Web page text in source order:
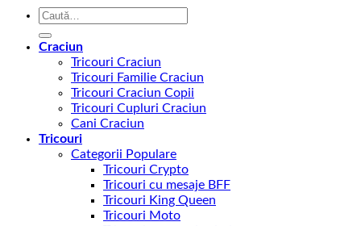
Caută
Craciun
Tricouri Craciun
Tricouri Familie Craciun
Tricouri Craciun Copii
Tricouri Cupluri Craciun
Cani Craciun
Tricouri
Categorii Populare
Tricouri Crypto
Tricouri cu mesaje BFF
Tricouri King Queen
Tricouri Moto